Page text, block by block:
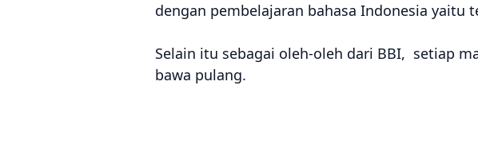
dengan pembelajaran bahasa Indonesia yaitu
Selain itu sebagai oleh-oleh dari BBI, setiap
bawa pulang.